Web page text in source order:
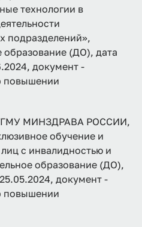
технологии в
подразделений»,
образование (ДО), дата
документ -
повышении
МИНЗДРАВА РОССИИ,
обучение и
с инвалидностью и
образование (ДО),
документ -
повышении